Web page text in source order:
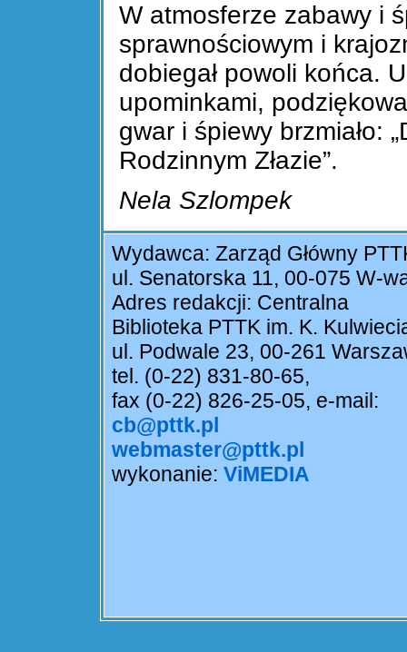
W atmosferze zabawy i
sprawnościowym i
dobiegał powoli końca.
upominkami,
gwar i śpiewy brzmiało:
Rodzinnym Złazie”.
Nela Szlompek
Wydawca: Zarząd Główny
ul. Senatorska 11, 00-075 W-
Adres redakcji: Centralna
Biblioteka PTTK im. K.
ul. Podwale 23, 00-261
tel. (0-22) 831-80-65,
fax (0-22) 826-25-05, e-mail:
cb@pttk.pl
webmaster@pttk.pl
wykonanie: ViMEDIA